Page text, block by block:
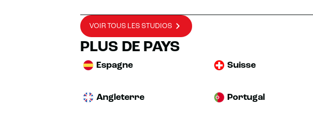
VOIR TOUS LES STUDIOS
PLUS DE PAYS
Espagne Suisse
Angleterre Portugal